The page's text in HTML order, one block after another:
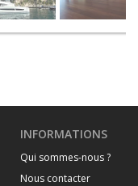
INFORMATIONS
Qui sommes-nous ?
Nous contacter